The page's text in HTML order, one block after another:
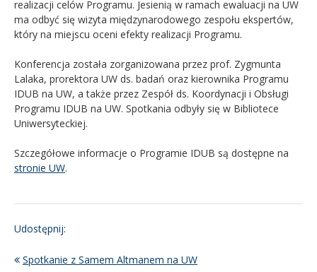
realizacji celów Programu. Jesienią w ramach ewaluacji na UW
ma odbyć się wizyta międzynarodowego zespołu ekspertów,
który na miejscu oceni efekty realizacji Programu.
Konferencja została zorganizowana przez prof. Zygmunta
Lalaka, prorektora UW ds. badań oraz kierownika Programu
IDUB na UW, a także przez Zespół ds. Koordynacji i Obsługi
Programu IDUB na UW. Spotkania odbyły się w Bibliotece
Uniwersyteckiej.
Szczegółowe informacje o Programie IDUB są dostępne na
stronie UW.
Udostępnij:
Spotkanie z Samem Altmanem na UW